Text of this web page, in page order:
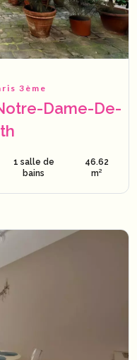
3ème
Dame-De-
1 salle de
bains
46.62
m²